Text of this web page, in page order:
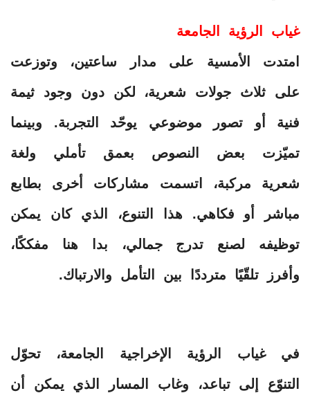
غياب الرؤية الجامعة
امتدت الأمسية على مدار ساعتين، وتوزعت
على ثلاث جولات شعرية، لكن دون وجود ثيمة
فنية أو تصور موضوعي يوحّد التجربة. وبينما
تميّزت بعض النصوص بعمق تأملي ولغة
شعرية مركبة، اتسمت مشاركات أخرى بطابع
مباشر أو فكاهي. هذا التنوع، الذي كان يمكن
توظيفه لصنع تدرج جمالي، بدا هنا مفككًا،
وأفرز تلقّيًا مترددًا بين التأمل والارتباك.
في غياب الرؤية الإخراجية الجامعة، تحوّل
التنوّع إلى تباعد، وغاب المسار الذي يمكن أن